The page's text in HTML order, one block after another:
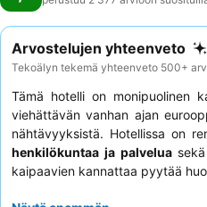
Arvostelujen yhteenveto
Tekoälyn tekemä yhteenveto 500+
Tämä hotelli on monipuolinen
viehättävän vanhan ajan
nähtävyyksistä. Hotellissa on
henkilökuntaa ja palvelua
kaipaavien kannattaa pyytää